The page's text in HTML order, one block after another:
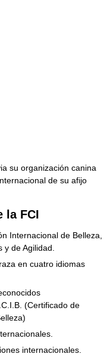
su organización canina
de su afijo
la FCI
Internacional de Belleza,
de Agilidad.
en cuatro idiomas
(Certificado de
internacionales.